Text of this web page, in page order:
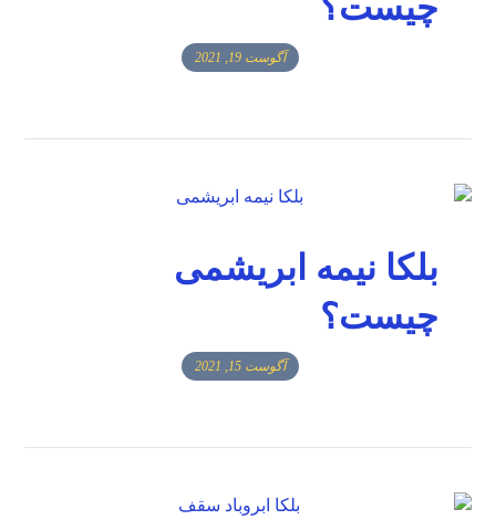
آگوست 19, 2021
بلکا نیمه ابریشمی
چیست؟
آگوست 15, 2021